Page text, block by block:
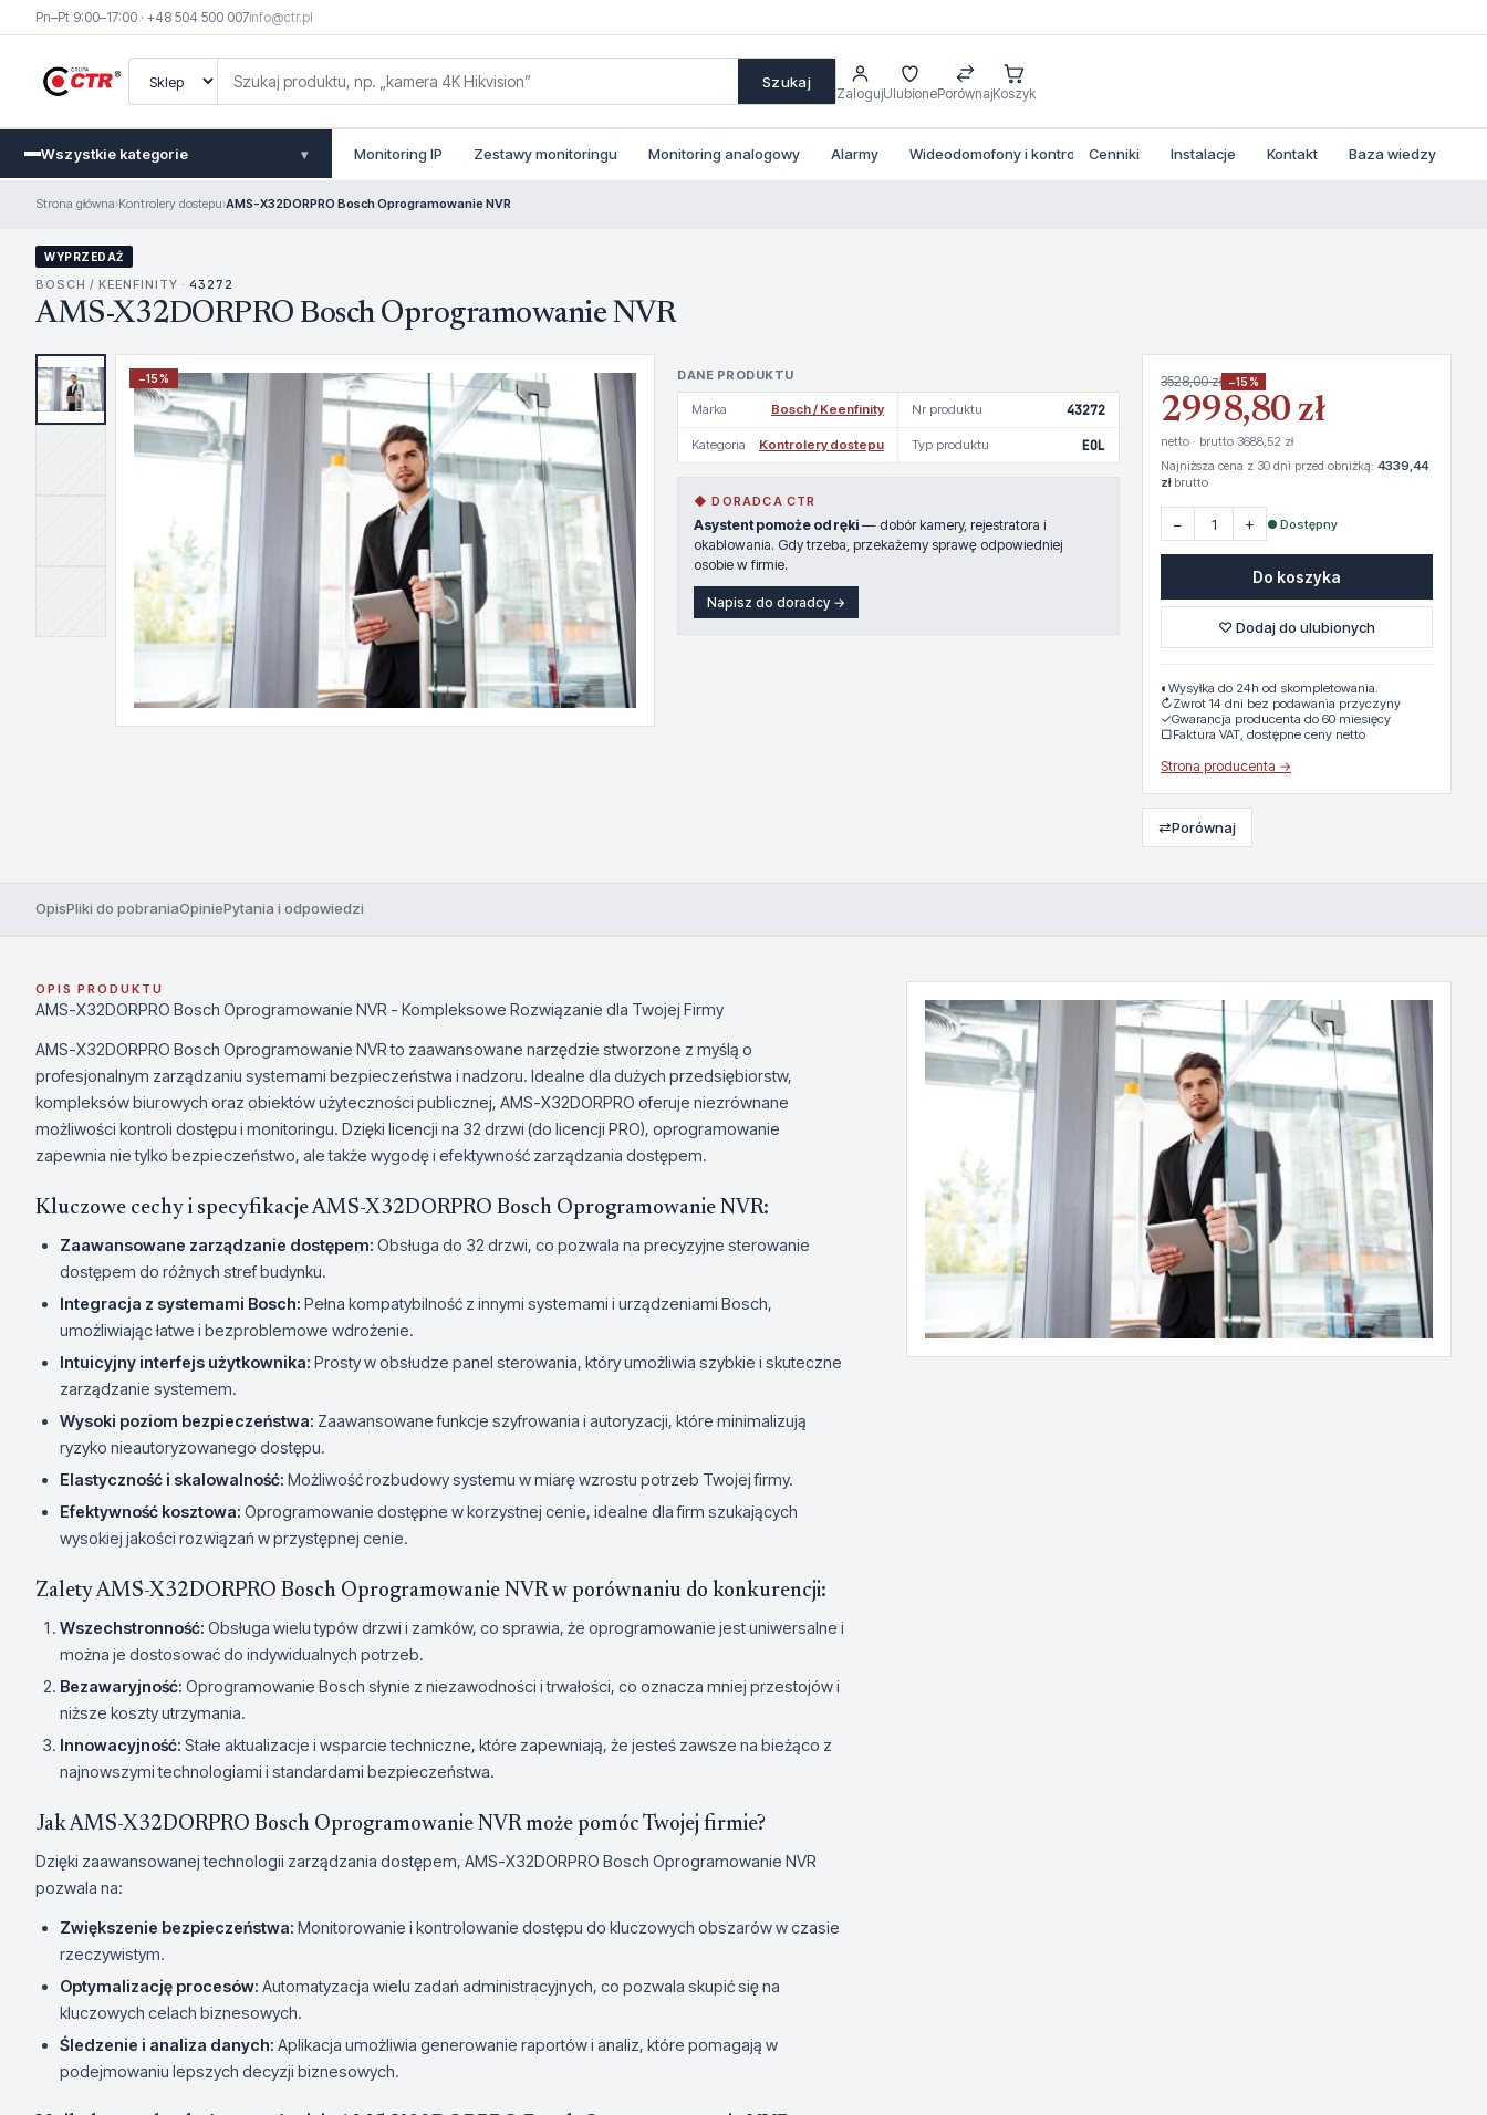
Pn–Pt 9:00–17:00 · +48 504 500 007info@ctr.pl
Szukaj
ZalogujUlubionePorównajKoszyk
Wszystkie kategorie ▾ Monitoring IP Zestawy monitoringu Monitoring analogowy Alarmy Wideodomofony i kontrola dostepu
Cenniki Instalacje Kontakt Baza wiedzy
Strona główna›Kontrolery dostepu›AMS-X32DORPRO Bosch Oprogramowanie NVR
WYPRZEDAŻ
BOSCH / KEENFINITY · 43272
AMS-X32DORPRO Bosch Oprogramowanie NVR
−15% DANE PRODUKTU
Marka Bosch / Keenfinity Nr produktu 43272
Kategoria Kontrolery dostepu Typ produktu EOL
◆ DORADCA CTR
Asystent pomoże od ręki — dobór kamery, rejestratora i
okablowania. Gdy trzeba, przekażemy sprawę odpowiedniej
osobie w firmie.
Napisz do doradcy →
3528,00 zł −15%
2998,80 zł
netto · brutto 3688,52 zł
Najniższa cena z 30 dni przed obniżką: 4339,44
złbrutto
− + ● Dostępny
Do koszyka
♡ Dodaj do ulubionych
◐ Wysyłka do 24h od skompletowania.
↻Zwrot 14 dni bez podawania przyczyny
✓Gwarancja producenta do 60 miesięcy
▢Faktura VAT, dostępne ceny netto
Strona producenta →
⇄Porównaj
OpisPliki do pobraniaOpiniePytania i odpowiedzi
OPIS PRODUKTU
AMS-X32DORPRO Bosch Oprogramowanie NVR - Kompleksowe Rozwiązanie dla Twojej Firmy
AMS-X32DORPRO Bosch Oprogramowanie NVR to zaawansowane narzędzie stworzone z myślą o
profesjonalnym zarządzaniu systemami bezpieczeństwa i nadzoru. Idealne dla dużych przedsiębiorstw,
kompleksów biurowych oraz obiektów użyteczności publicznej, AMS-X32DORPRO oferuje niezrównane
możliwości kontroli dostępu i monitoringu. Dzięki licencji na 32 drzwi (do licencji PRO), oprogramowanie
zapewnia nie tylko bezpieczeństwo, ale także wygodę i efektywność zarządzania dostępem.
Kluczowe cechy i specyfikacje AMS-X32DORPRO Bosch Oprogramowanie NVR:
Zaawansowane zarządzanie dostępem: Obsługa do 32 drzwi, co pozwala na precyzyjne sterowanie
dostępem do różnych stref budynku.
Integracja z systemami Bosch: Pełna kompatybilność z innymi systemami i urządzeniami Bosch,
umożliwiając łatwe i bezproblemowe wdrożenie.
Intuicyjny interfejs użytkownika: Prosty w obsłudze panel sterowania, który umożliwia szybkie i skuteczne
zarządzanie systemem.
Wysoki poziom bezpieczeństwa: Zaawansowane funkcje szyfrowania i autoryzacji, które minimalizują
ryzyko nieautoryzowanego dostępu.
Elastyczność i skalowalność: Możliwość rozbudowy systemu w miarę wzrostu potrzeb Twojej firmy.
Efektywność kosztowa: Oprogramowanie dostępne w korzystnej cenie, idealne dla firm szukających
wysokiej jakości rozwiązań w przystępnej cenie.
Zalety AMS-X32DORPRO Bosch Oprogramowanie NVR w porównaniu do konkurencji:
Wszechstronność: Obsługa wielu typów drzwi i zamków, co sprawia, że oprogramowanie jest uniwersalne i
można je dostosować do indywidualnych potrzeb.
Bezawaryjność: Oprogramowanie Bosch słynie z niezawodności i trwałości, co oznacza mniej przestojów i
niższe koszty utrzymania.
Innowacyjność: Stałe aktualizacje i wsparcie techniczne, które zapewniają, że jesteś zawsze na bieżąco z
najnowszymi technologiami i standardami bezpieczeństwa.
Jak AMS-X32DORPRO Bosch Oprogramowanie NVR może pomóc Twojej firmie?
Dzięki zaawansowanej technologii zarządzania dostępem, AMS-X32DORPRO Bosch Oprogramowanie NVR
pozwala na:
Zwiększenie bezpieczeństwa: Monitorowanie i kontrolowanie dostępu do kluczowych obszarów w czasie
rzeczywistym.
Optymalizację procesów: Automatyzacja wielu zadań administracyjnych, co pozwala skupić się na
kluczowych celach biznesowych.
Śledzenie i analiza danych: Aplikacja umożliwia generowanie raportów i analiz, które pomagają w
podejmowaniu lepszych decyzji biznesowych.